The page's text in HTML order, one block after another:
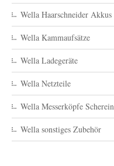
Wella Haarschneider Akkus
Wella Kammaufsätze
Wella Ladegeräte
Wella Netzteile
Wella Messerköpfe
Wella sonstiges Zubehör